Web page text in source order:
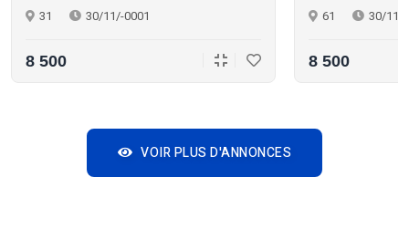
31 30/11/-0001
8 500
61 30/
8 500
VOIR PLUS D'ANNONCES